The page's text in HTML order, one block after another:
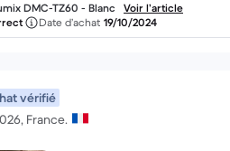
DMC-TZ60 - Blanc
Voir l’article
Date d’achat 19/10/2024
vérifié
France.